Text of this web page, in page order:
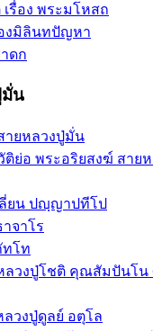
รื่อง พระมโหสถ
งมิลินทปัญหา
ดก
มั่น
ายหลวงปู่มั่น
ติย่อ พระอริยสงฆ์ สาย
ลี่ยน ปญฺญาปทีโป
จาโร
ทโท
ลวงปู่โชติ คุณสัมปันโน
ลวงปู่ดูลย์ อตุโล